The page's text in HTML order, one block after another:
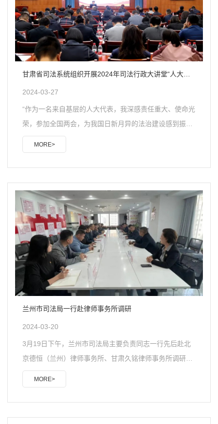
好律师”三年提升专项行动，不断强化律师行业党组织政治
功能和组织功..
甘肃省司法系统组织开展2024年司法行政大讲堂“人大代
2024-03-27
“作为一名来自基层的人大代表，我深感责任重大、使命光
荣，参加全国两会，为我国日新月异的法治建设感到振
奋。”3月26日，十四届全国人大代表，甘肃省律师行业党
委委员、兰州市律师协会会长陈灿来到甘肃省司法厅参加
2024年司法行政大讲堂“人大代表讲全国两会精神”，为全
省司法行政系统宣讲全国两会精神。陈灿围绕习近平总书
记在全国两会期间的重要讲话，全国两会精神，甘肃代表
团履职情况等方面，结合自身经历，进行了生动的讲解。
“通过宣讲，进一步加深了全省司法行政系统广大干部职工
对全国两会精神的理解和把握，激励大家奋发有为，为我
国法..
MORE>
兰州市司法局一行赴律师事务所调研
2024-03-20
3月19日下午，兰州市司法局主要负责同志一行先后赴北
京德恒（兰州）律师事务所、甘肃久铭律师事务所调研，
参观了律所办公场所和党员活动室，详细了解了律所党建
工作、品牌打造、制度建设、青年律师培养、公益活动参
与等情况，并与律所负责人、青年律师代表进行了座谈交
流。会议要求一是要坚持政治建设，引领广大律师准确把
MORE>